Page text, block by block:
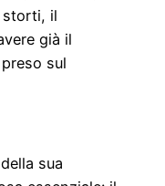
storti, il
già il
sul
sua